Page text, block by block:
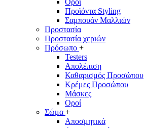
Οροί
Προϊόντα Styling
Σαμπουάν Μαλλιών
Προστασία
Προστασία χεριών
Πρόσωπο +
Testers
Απολέπιση
Καθαρισμός Προσώπου
Κρέμες Προσώπου
Μάσκες
Οροί
Σώμα +
Αποσμητικά